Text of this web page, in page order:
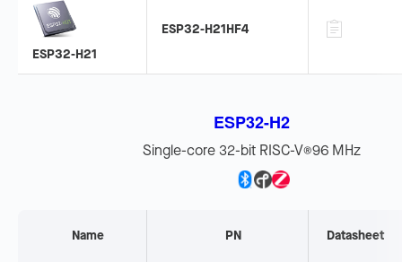
ESP32-H21
ESP32-H21HF4
ESP32-H2
Single-core 32-bit RISC-V®96 MHz
Name PN Datasheet